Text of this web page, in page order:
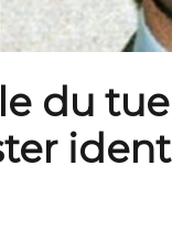
du